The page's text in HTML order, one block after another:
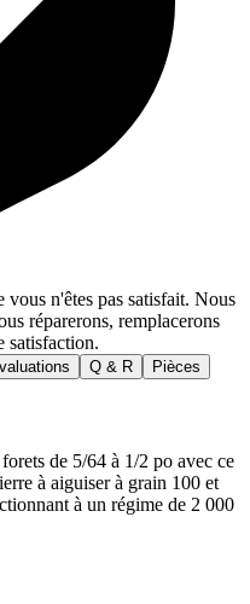
n'êtes pas satisfait. Nous
réparerons, remplacerons
satisfaction.
Q & R Pièces
de 5/64 à 1/2 po avec ce
à aiguiser à grain 100 et
à un régime de 2 000